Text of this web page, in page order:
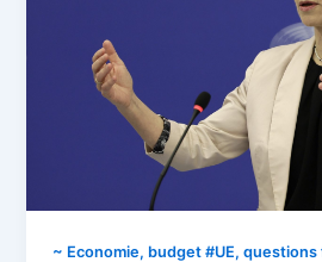
~ Economie, budget #UE,